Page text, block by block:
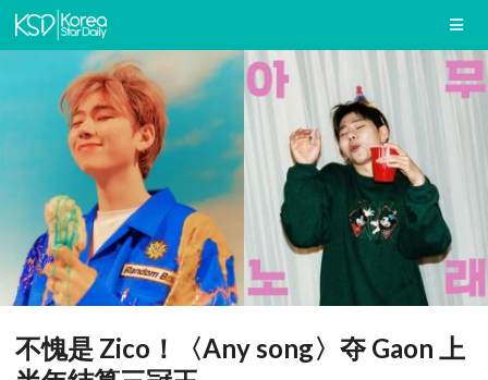
不愧是 Zico！〈Any song〉夺 Gaon 上